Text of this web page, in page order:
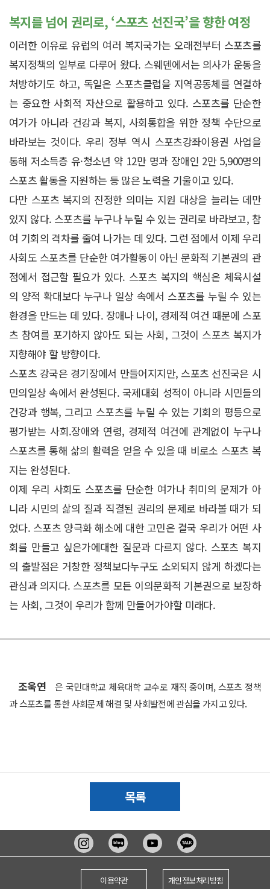
복지를 넘어 권리로, ‘스포츠 선진국’을 향한 여정
이러한 이유로 유럽의 여러 복지국가는 오래전부터 스포츠를
복지정책의 일부로 다루어 왔다. 스웨덴에서는 의사가 운동을
처방하기도 하고, 독일은 스포츠클럽을 지역공동체를 연결하
는 중요한 사회적 자산으로 활용하고 있다. 스포츠를 단순한
여가가 아니라 건강과 복지, 사회통합을 위한 정책 수단으로
바라보는 것이다. 우리 정부 역시 스포츠강좌이용권 사업을
통해 저소득층 유·청소년 약 12만 명과 장애인 2만 5,900명의
스포츠 활동을 지원하는 등 많은 노력을 기울이고 있다.
다만 스포츠 복지의 진정한 의미는 지원 대상을 늘리는 데만
있지 않다. 스포츠를 누구나 누릴 수 있는 권리로 바라보고, 참
여 기회의 격차를 줄여 나가는 데 있다. 그런 점에서 이제 우리
사회도 스포츠를 단순한 여가활동이 아닌 문화적 기본권의 관
점에서 접근할 필요가 있다. 스포츠 복지의 핵심은 체육시설
의 양적 확대보다 누구나 일상 속에서 스포츠를 누릴 수 있는
환경을 만드는 데 있다. 장애나 나이, 경제적 여건 때문에 스포
츠 참여를 포기하지 않아도 되는 사회, 그것이 스포츠 복지가
지향해야 할 방향이다.
스포츠 강국은 경기장에서 만들어지지만, 스포츠 선진국은 시
민의일상 속에서 완성된다. 국제대회 성적이 아니라 시민들의
건강과 행복, 그리고 스포츠를 누릴 수 있는 기회의 평등으로
평가받는 사회.장애와 연령, 경제적 여건에 관계없이 누구나
스포츠를 통해 삶의 활력을 얻을 수 있을 때 비로소 스포츠 복
지는 완성된다.
이제 우리 사회도 스포츠를 단순한 여가나 취미의 문제가 아
니라 시민의 삶의 질과 직결된 권리의 문제로 바라볼 때가 되
었다. 스포츠 양극화 해소에 대한 고민은 결국 우리가 어떤 사
회를 만들고 싶은가에대한 질문과 다르지 않다. 스포츠 복지
의 출발점은 거창한 정책보다누구도 소외되지 않게 하겠다는
관심과 의지다. 스포츠를 모든 이의문화적 기본권으로 보장하
는 사회, 그것이 우리가 함께 만들어가야할 미래다.
조욱연
은 국민대학교 체육대학 교수로 재직 중이며, 스포츠 정책
과 스포츠를 통한 사회문제 해결 및 사회발전에 관심을 가지고 있다.
목록
이용약관 개인정보처리방침